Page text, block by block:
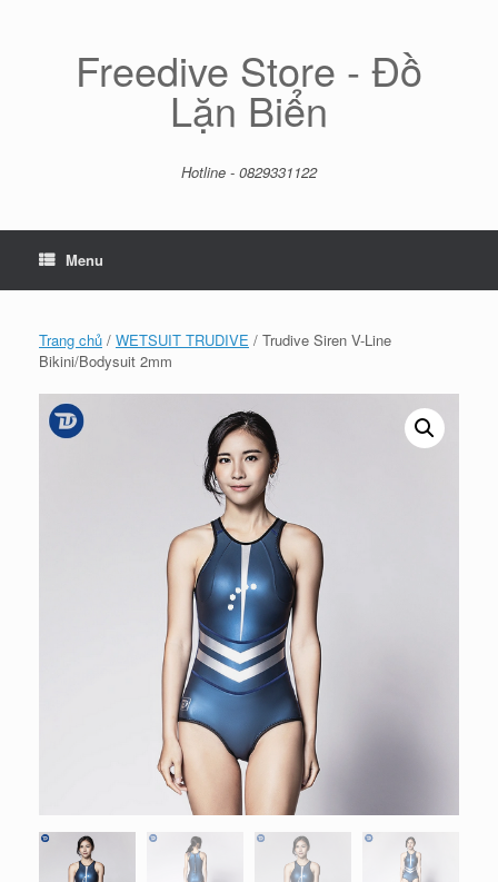
Freedive Store - Đồ
Lặn Biển
Hotline - 0829331122
Menu
Trang chủ / WETSUIT TRUDIVE / Trudive Siren V-Line
Bikini/Bodysuit 2mm